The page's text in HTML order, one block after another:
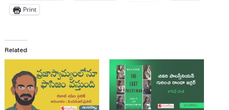
Print
Related